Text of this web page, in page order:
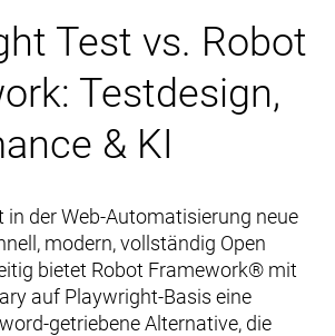
Test vs. Robot
Testdesign,
& KI
der Web-Automatisierung neue
modern, vollständig Open
bietet Robot Framework® mit
auf Playwright-Basis eine
getriebene Alternative, die